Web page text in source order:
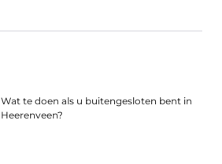
Wat te doen als u buitengesloten bent in
Heerenveen?